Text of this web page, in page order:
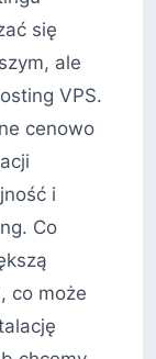
się
ale
VPS.
cenowo
i
Co
co może